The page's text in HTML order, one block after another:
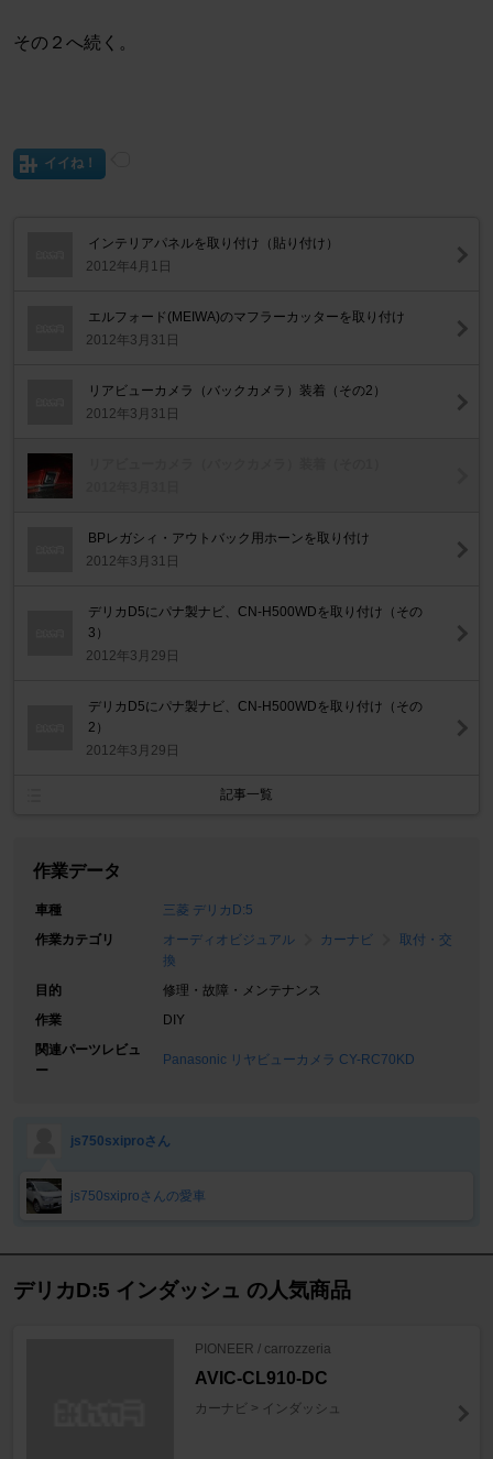
その２へ続く。
イイね！
インテリアパネルを取り付け（貼り付け）
2012年4月1日
エルフォード(MEIWA)のマフラーカッターを取り付け
2012年3月31日
リアビューカメラ（バックカメラ）装着（その2）
2012年3月31日
BPレガシィ・アウトバック用ホーンを取り付け
2012年3月31日
デリカD5にパナ製ナビ、CN-H500WDを取り付け（その
3）
2012年3月29日
デリカD5にパナ製ナビ、CN-H500WDを取り付け（その
2）
2012年3月29日
記事一覧
作業データ
車種
三菱 デリカD:5
作業カテゴリ
オーディオビジュアル カーナビ
取付・交
換
目的
修理・故障・メンテナンス
作業
DIY
関連パーツレビュ
ー
Panasonic リヤビューカメラ CY-RC70KD
js750sxiproさん
js750sxiproさんの愛車
デリカD:5 インダッシュ の人気商品
PIONEER / carrozzeria
AVIC-CL910-DC
カーナビ > インダッシュ